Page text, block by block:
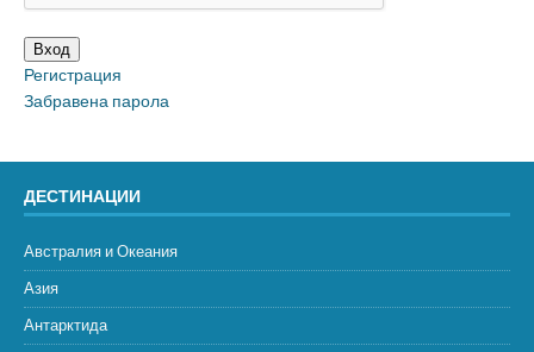
Вход
Регистрация
Забравена парола
ДЕСТИНАЦИИ
Австралия и Океания
Азия
Антарктида